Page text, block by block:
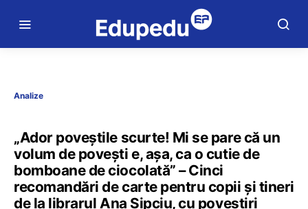
Analize
„Ador poveștile scurte! Mi se pare că un
volum de povești e, așa, ca o cutie de
bomboane de ciocolată” – Cinci
recomandări de carte pentru copii și tineri
de la librarul Ana Sipciu, cu povestiri